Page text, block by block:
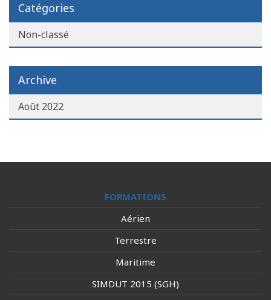
Catégories
Non-classé
Archive
Août 2022
FORMATIONS
Aérien
Terrestre
Maritime
SIMDUT 2015 (SGH)